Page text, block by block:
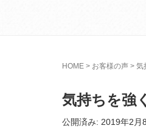
HOME > お客様の声 > 気
気持ちを強
公開済み: 2019年2月